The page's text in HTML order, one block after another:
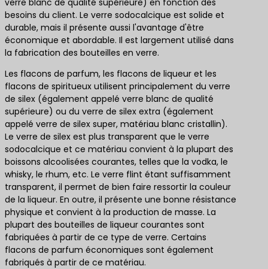
verre blanc de qualité supérieure) en fonction des
besoins du client. Le verre sodocalcique est solide et
durable, mais il présente aussi l'avantage d'être
économique et abordable. Il est largement utilisé dans
la fabrication des bouteilles en verre.
Les flacons de parfum, les flacons de liqueur et les
flacons de spiritueux utilisent principalement du verre
de silex (également appelé verre blanc de qualité
supérieure) ou du verre de silex extra (également
appelé verre de silex super, matériau blanc cristallin).
Le verre de silex est plus transparent que le verre
sodocalcique et ce matériau convient à la plupart des
boissons alcoolisées courantes, telles que la vodka, le
whisky, le rhum, etc. Le verre flint étant suffisamment
transparent, il permet de bien faire ressortir la couleur
de la liqueur. En outre, il présente une bonne résistance
physique et convient à la production de masse. La
plupart des bouteilles de liqueur courantes sont
fabriquées à partir de ce type de verre. Certains
flacons de parfum économiques sont également
fabriqués à partir de ce matériau.